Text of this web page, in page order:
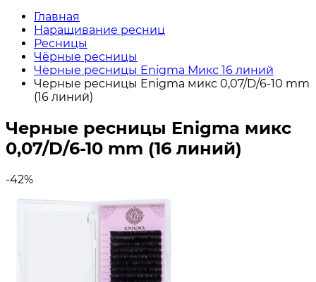
Главная
Наращивание ресниц
Ресницы
Чёрные ресницы
Чёрные ресницы Enigma Микс 16 линий
Черные ресницы Enigma микс 0,07/D/6-10 mm
(16 линий)
Черные ресницы Enigma микс
0,07/D/6-10 mm (16 линий)
-42%